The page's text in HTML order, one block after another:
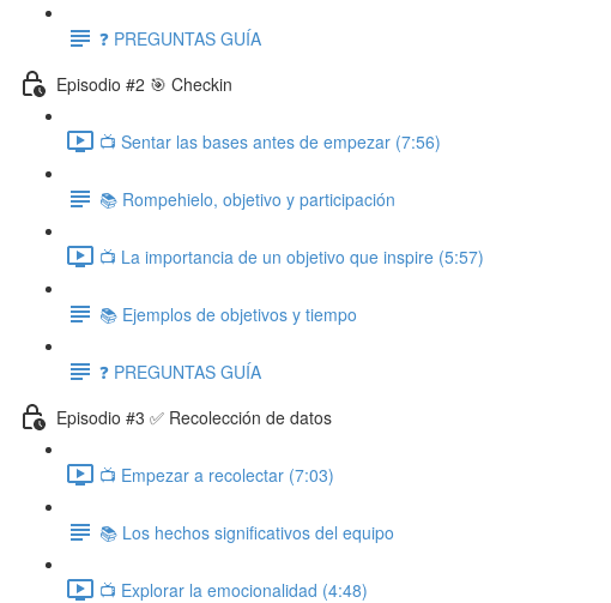
❓ PREGUNTAS GUÍA
Episodio #2 🎯 Checkin
📺 Sentar las bases antes de empezar (7:56)
📚 Rompehielo, objetivo y participación
📺 La importancia de un objetivo que inspire (5:57)
📚 Ejemplos de objetivos y tiempo
❓ PREGUNTAS GUÍA
Episodio #3 ✅ Recolección de datos
📺 Empezar a recolectar (7:03)
📚 Los hechos significativos del equipo
📺 Explorar la emocionalidad (4:48)